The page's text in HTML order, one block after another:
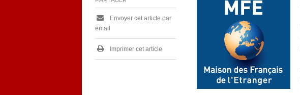
Envoyer cet article par
email
Imprimer cet article